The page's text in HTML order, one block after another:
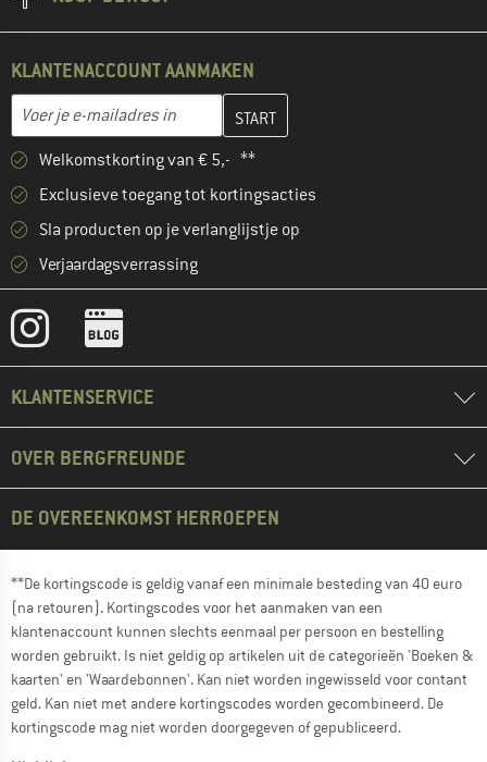
KLANTENACCOUNT AANMAKEN
E-mailadres
Vul je e-mailadres hier in en maak in de volgende stap je
Welkomstkorting van € 5,- **
Exclusieve toegang tot kortingsacties
Sla producten op je verlanglijstje op
Verjaardagsverrassing
KLANTENSERVICE
OVER BERGFREUNDE
DE OVEREENKOMST HERROEPEN
**De kortingscode is geldig vanaf een minimale besteding van 40 euro
(na retouren). Kortingscodes voor het aanmaken van een
klantenaccount kunnen slechts eenmaal per persoon en bestelling
worden gebruikt. Is niet geldig op artikelen uit de categorieën 'Boeken &
kaarten' en 'Waardebonnen'. Kan niet worden ingewisseld voor contant
geld. Kan niet met andere kortingscodes worden gecombineerd. De
kortingscode mag niet worden doorgegeven of gepubliceerd.